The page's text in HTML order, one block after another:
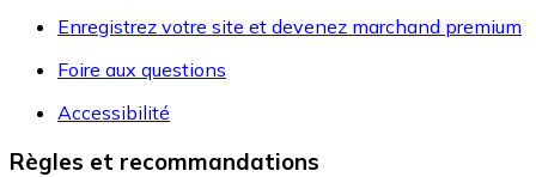
Enregistrez votre site et devenez marchand premium
Foire aux questions
Accessibilité
Règles et recommandations